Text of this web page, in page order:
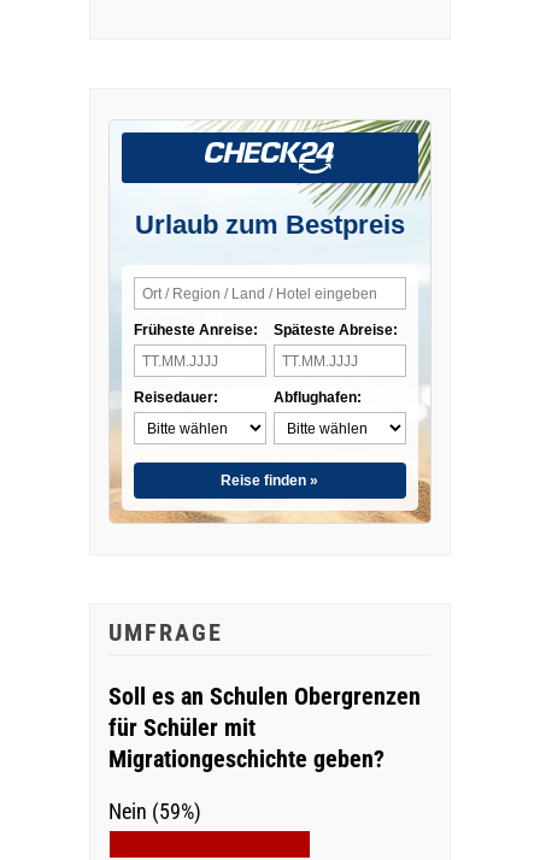
Urlaub zum Bestpreis
Früheste Anreise:
Reisedauer:
Späteste Abreise:
Abflughafen:
Reise finden »
UMFRAGE
Soll es an Schulen Obergrenzen
für Schüler mit
Migrationgeschichte geben?
Nein (59%)